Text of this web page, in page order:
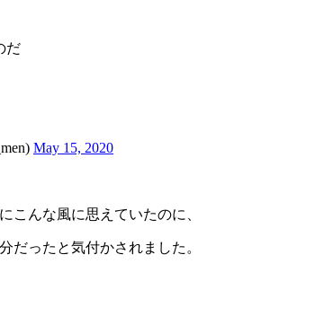
だ
May 15, 2020
こんな風に思えていたのに、
だったと気付かされました。